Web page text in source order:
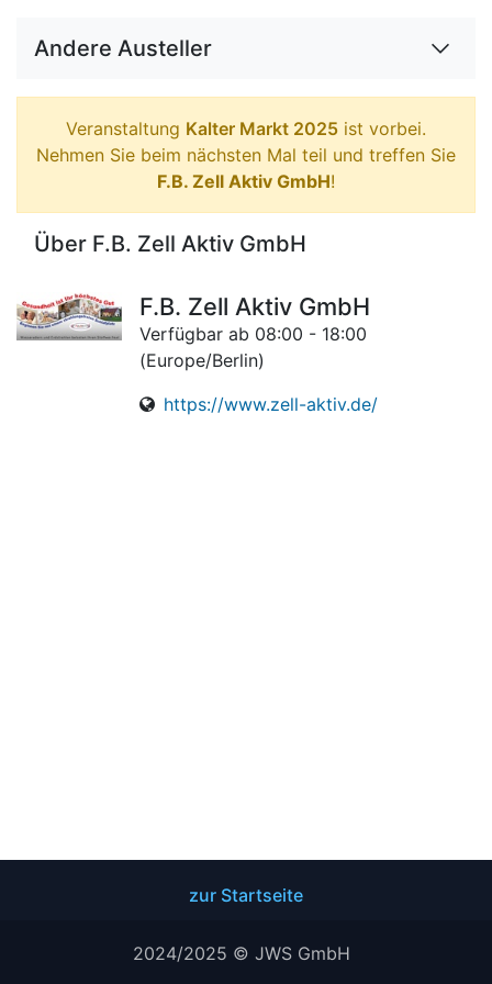
Andere Austeller
Veranstaltung Kalter Markt 2025 ist vorbei.
Nehmen Sie beim nächsten Mal teil und treffen Sie
F.B. Zell Aktiv GmbH!
Über F.B. Zell Aktiv GmbH
F.B. Zell Aktiv GmbH
Verfügbar ab 08:00 - 18:00
(Europe/Berlin)
https://www.zell-aktiv.de/
zur Startseite
2024/2025 © JWS GmbH